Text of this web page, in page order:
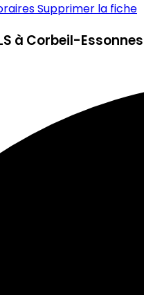
Supprimer la fiche
à Corbeil-Essonnes